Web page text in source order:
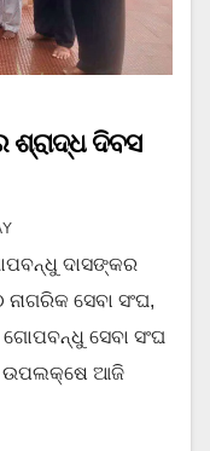
ଶ୍ରାଦ୍ଧ ଦିବସ
ଦାସଙ୍କର
ସେବା ସଂଘ,
ସେବା ସଂଘ
ଉପଲକ୍ଷେ ଆଜି